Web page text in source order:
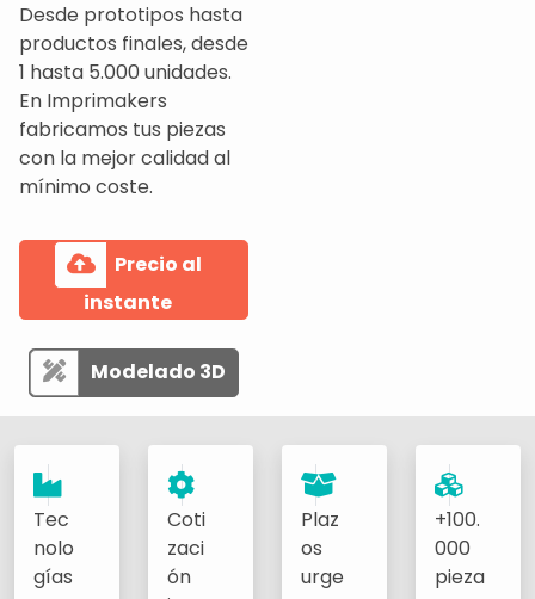
Desde prototipos hasta
productos finales, desde
1 hasta 5.000 unidades.
En Imprimakers
fabricamos tus piezas
con la mejor calidad al
mínimo coste.
Precio al
instante
Modelado 3D
Tec
nolo
gías
Coti
zaci
ón
Plaz
os
urge
+100.
000
pieza